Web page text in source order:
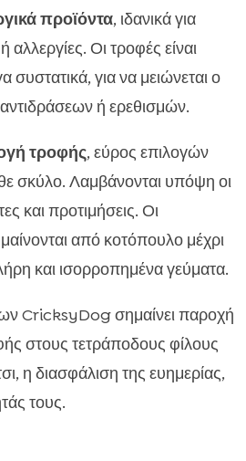
προϊόντα, ιδανικά για
αλλεργίες. Οι τροφές είναι
συστατικά, για να μειώνεται ο
ή ερεθισμών.
τροφής, εύρος επιλογών
σκύλο. Λαμβάνονται υπόψη οι
και προτιμήσεις. Οι
από κοτόπουλο μέχρι
και ισορροπημένα γεύματα.
CricksyDog σημαίνει παροχή
στους τετράποδους φίλους
η διασφάλιση της ευημερίας,
τους.